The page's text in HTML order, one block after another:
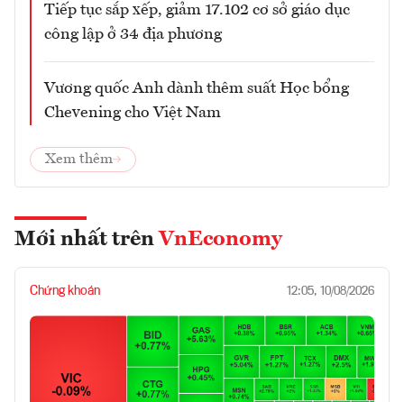
Tiếp tục sắp xếp, giảm 17.102 cơ sở giáo dục
công lập ở 34 địa phương
Vương quốc Anh dành thêm suất Học bổng
Chevening cho Việt Nam
Xem thêm
Mới nhất trên VnEconomy
Chứng khoán 12:05, 10/08/2026